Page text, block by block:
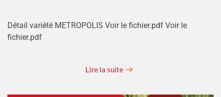
Détail variété METROPOLIS Voir le fichier.pdf Voir le
fichier.pdf
Lire la suite